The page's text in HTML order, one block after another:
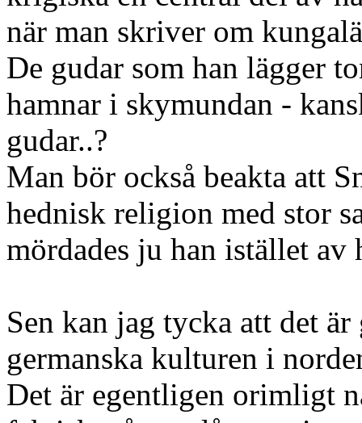
när man skriver om
De gudar som han lägger
hamnar i skymundan -
gudar..?
Man bör också beakta att
hednisk religion med stor
mördades ju han istället
Sen kan jag tycka att det
germanska kulturen i
Det är egentligen orimligt